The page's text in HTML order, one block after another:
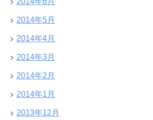
2014年5月
2014年4月
2014年3月
2014年2月
2014年1月
2013年12月